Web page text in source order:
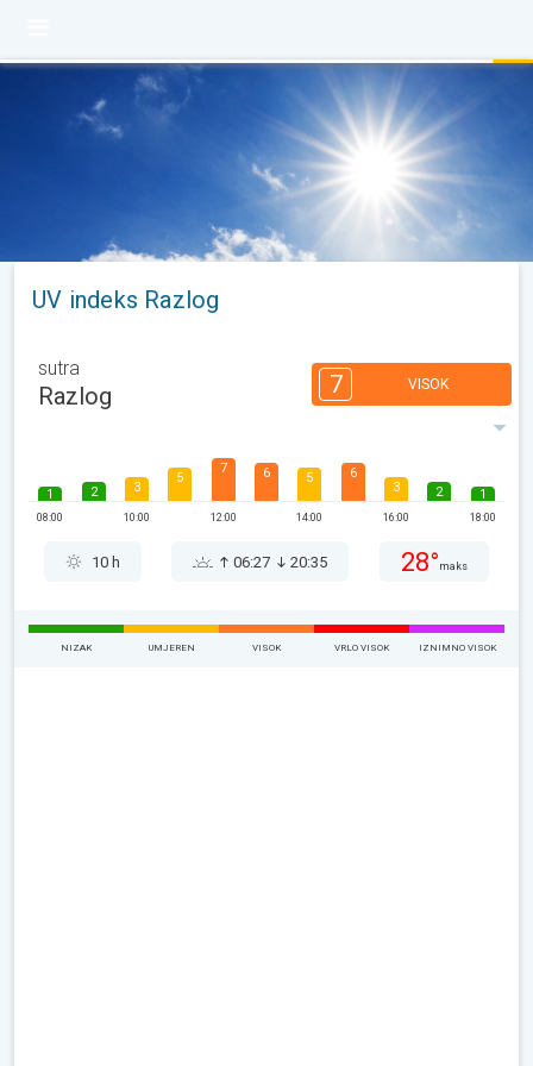
UV indeks Razlog
sutra
Razlog 7 VISOK
1
08:00
2 3
10:00
5
7
12:00
6 5
14:00
6
3
16:00
2 1
18:00
10 h 06:27 20:35 28° maks
NIZAK UMJEREN VISOK VRLO VISOK IZNIMNO VISOK